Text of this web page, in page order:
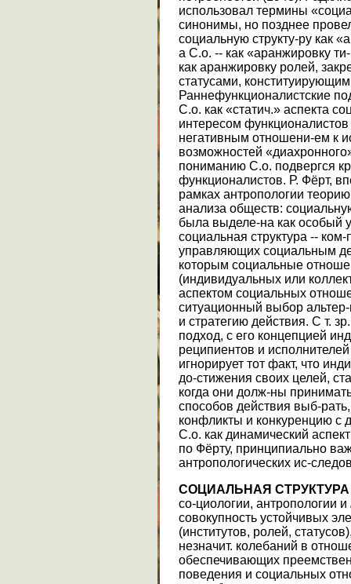
использовал термины
синонимы, но позднее
социальную структу-ру как
а С.о. -- как «аранжировку
как аранжировку ролей,
статусами,
Раннефункционалистские
С.о. как «статич.» аспекта
интересом
негативным отношени-ем к
возможностей
пониманию С.о. подвергся
функционалистов. Р. Фёрт,
рамках антропологии
анализа обществ:
была выделе-на как особый
социальная структура --
управляющих социальным
которым социальные
(индивидуальных или
аспектом социальных
ситуационный выбор
и стратегию действия. С т.
подход, с его концепцией
реципиентов и
игнорирует тот факт, что
до-стижения своих целей,
когда они долж-ны
способов действия выб-
конфликты и конкуренцию с
С.о. как динамический
по Фёрту, принципиально
антропологических ис-
СОЦИАЛЬНАЯ СТРУКТУРА
со-циологии, антропологии и
совокупность устойчивых
(институтов, ролей,
незначит. колебаний в
обеспечивающих
поведения и социальных